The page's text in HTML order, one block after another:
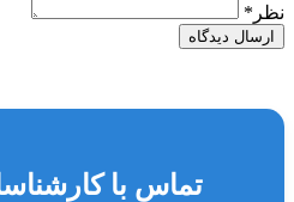
نظر *
ارسال دیدگاه
تماس با